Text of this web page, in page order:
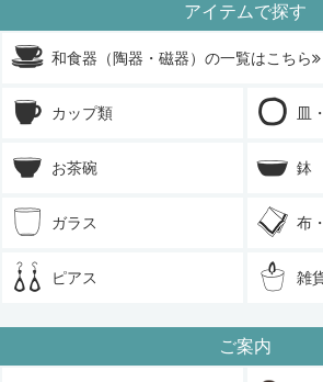
アイテムで探す
和食器（陶器・磁器）の一覧はこちら
カップ類 皿
お茶碗 鉢
ガラス 布
ピアス 雑
ご案内